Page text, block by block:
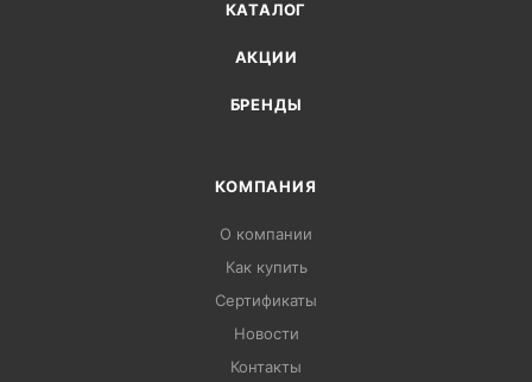
КАТАЛОГ
АКЦИИ
БРЕНДЫ
КОМПАНИЯ
О компании
Как купить
Сертификаты
Новости
Контакты